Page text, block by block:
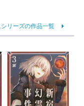
シリーズの作品一覧